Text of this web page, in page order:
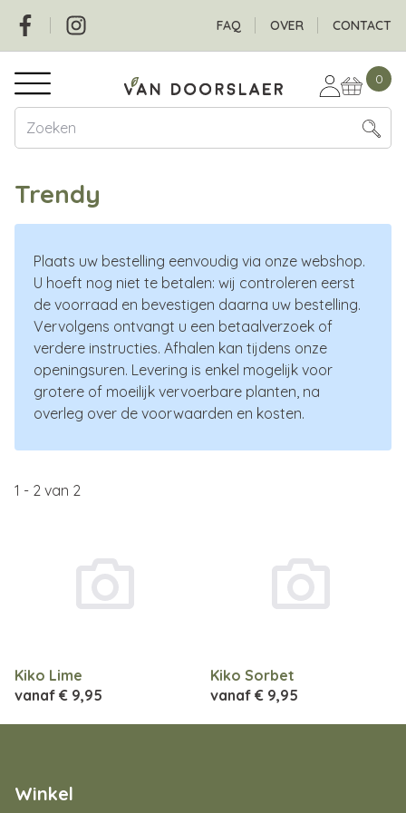
Overslaan
naar
de
inhoud
gaan
Social Header
FAQ OVER CONTACT
Hoofdnavigatie 0
Trendy
Plaats uw bestelling eenvoudig via onze webshop.
U hoeft nog niet te betalen: wij controleren eerst
de voorraad en bevestigen daarna uw bestelling.
Vervolgens ontvangt u een betaalverzoek of
verdere instructies. Afhalen kan tijdens onze
openingsuren. Levering is enkel mogelijk voor
grotere of moeilijk vervoerbare planten, na
overleg over de voorwaarden en kosten.
1 - 2 van 2
Kiko Lime
vanaf € 9,95
Kiko Sorbet
vanaf € 9,95
Winkel